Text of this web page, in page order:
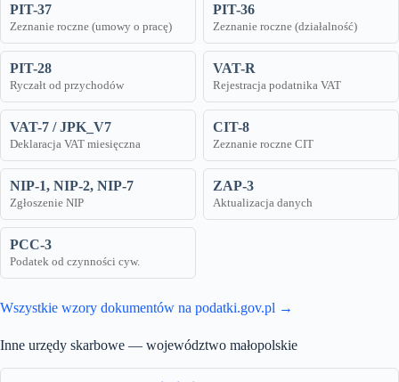
PIT-37
Zeznanie roczne (umowy o pracę)
PIT-36
Zeznanie roczne (działalność)
PIT-28
Ryczałt od przychodów
VAT-R
Rejestracja podatnika VAT
VAT-7 / JPK_V7
Deklaracja VAT miesięczna
CIT-8
Zeznanie roczne CIT
NIP-1, NIP-2, NIP-7
Zgłoszenie NIP
ZAP-3
Aktualizacja danych
PCC-3
Podatek od czynności cyw.
Wszystkie wzory dokumentów na podatki.gov.pl →
Inne urzędy skarbowe — województwo małopolskie